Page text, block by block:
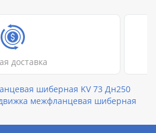
доставка
шиберная KV 73 Дн250
межфланцевая шиберная